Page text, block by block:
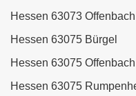
Hessen 63073
Hessen 63075 Bürgel
Hessen 63075
Hessen 63075